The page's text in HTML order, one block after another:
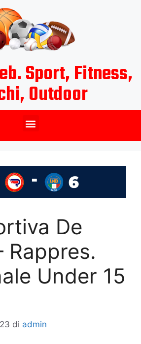
Sport, Fitness,
Outdoor
De
Rappres.
Under 15
di admin